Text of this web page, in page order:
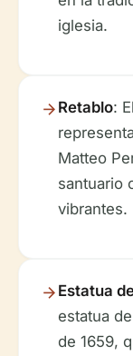
iglesia.
Retablo:
Matteo
santuario
vibrantes.
Estatua
estatua
de 1659,